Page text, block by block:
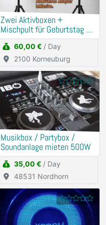
​Zwei Aktivboxen +
Mischpult für Geburtstag &
Hochzeit
60,00 € / Day
2100 Korneuburg
Musikbox / Partybox /
Soundanlage mieten 500W
35,00 € / Day
48531 Nordhorn